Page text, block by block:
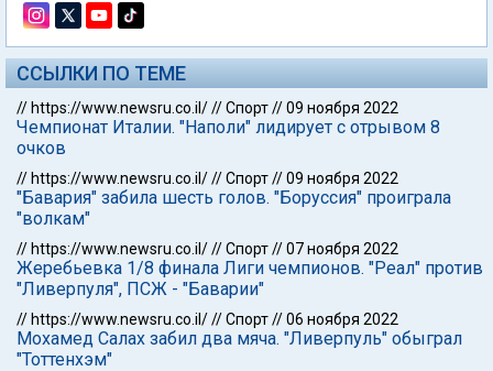
ССЫЛКИ ПО ТЕМЕ
// https://www.newsru.co.il///Спорт//09 ноября 2022
Чемпионат Италии. "Наполи" лидирует с отрывом 8
очков
// https://www.newsru.co.il///Спорт//09 ноября 2022
"Бавария" забила шесть голов. "Боруссия" проиграла
"волкам"
// https://www.newsru.co.il///Спорт//07 ноября 2022
Жеребьевка 1/8 финала Лиги чемпионов. "Реал" против
"Ливерпуля", ПСЖ - "Баварии"
// https://www.newsru.co.il///Спорт//06 ноября 2022
Мохамед Салах забил два мяча. "Ливерпуль" обыграл
"Тоттенхэм"